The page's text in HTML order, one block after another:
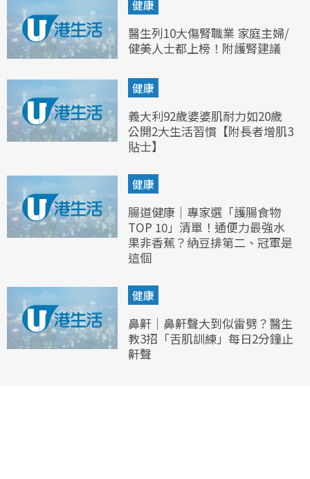
健康
醫生列10大傷腎職業 家庭主婦/
健美人士都上榜！附護腎建議
健康
義大利92歲婆婆肌耐力如20歲
公開2大生活習慣【附長者增肌3
貼士】
健康
腸道健康｜專家選「護腸食物
TOP 10」清單！通便力最強水
果非香蕉？納豆排第二、冠軍是
這個
健康
鼻鼾｜鼻鼾聲大到似雷劈？醫生
教3招「舌肌訓練」每日2分鐘止
鼾聲